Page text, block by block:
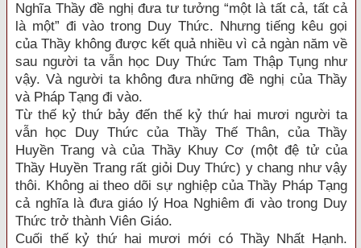
Nghĩa Thầy đề nghị đưa tư tưởng “một là tất cả, tất cả
là một” đi vào trong Duy Thức. Nhưng tiếng kêu gọi
của Thầy không được kết quả nhiều vì cả ngàn năm về
sau người ta vẫn học Duy Thức Tam Thập Tụng như
vậy. Và người ta không đưa những đề nghị của Thầy
và Pháp Tạng đi vào.
Từ thế kỷ thứ bảy đến thế kỷ thứ hai mươi người ta
vẫn học Duy Thức của Thầy Thế Thân, của Thầy
Huyền Trang và của Thầy Khuy Cơ (một đệ tử của
Thầy Huyền Trang rất giỏi Duy Thức) y chang như vậy
thôi. Không ai theo dõi sự nghiệp của Thầy Pháp Tạng
cả nghĩa là đưa giáo lý Hoa Nghiêm đi vào trong Duy
Thức trở thành Viên Giáo.
Cuối thế kỷ thứ hai mươi mới có Thầy Nhất Hạnh.